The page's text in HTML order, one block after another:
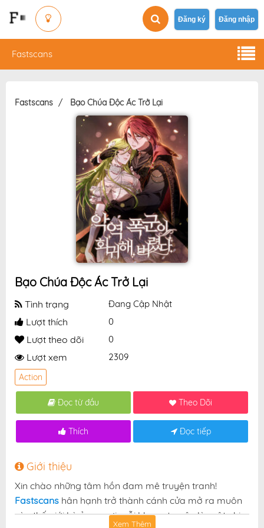
Đăng ký Đăng nhập
Fastscans
Fastscans Bạo Chúa Độc Ác Trở Lại
Bạo Chúa Độc Ác Trở Lại
Tình trạng Đang Cập Nhật
Lượt thích 0
Lượt theo dõi 0
Lượt xem 2309
Action
Đọc từ đầu Theo Dõi
Thích Đọc tiếp
Giới thiệu
Xin chào những tâm hồn đam mê truyện tranh!
Fastscans hân hạnh trở thành cánh cửa mở ra muôn
vàn thế giới kỳ ảo — nơi mỗi khung truyện là một nhịp
Xem Thêm